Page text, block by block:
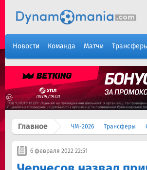
Новости Команда Матчи
Главное ЧМ-2026 Трансферы
6 февраля 2022 22:51